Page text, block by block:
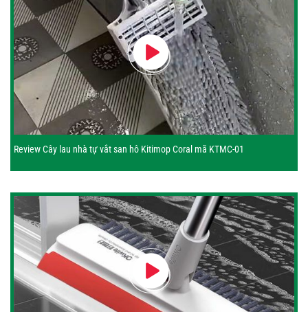
Review Cây lau nhà tự vắt san hô Kitimop Coral mã KTMC-01